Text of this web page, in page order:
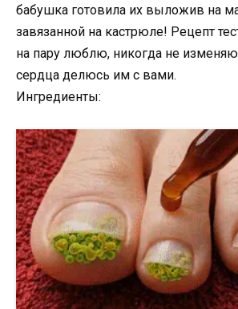
бабушка готовила их выложив на
завязанной на кастрюле! Рецепт
на пару люблю, никогда не
сердца делюсь им с вами.
Ингредиенты: